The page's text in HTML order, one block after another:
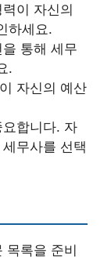
이 자신의
하세요.
통해 세무
.
자신의 예산
합니다. 자
무사를 선택
목록을 준비